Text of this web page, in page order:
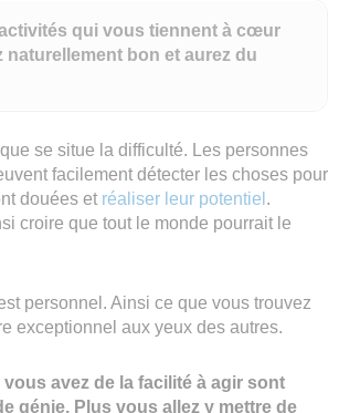
qui vous tiennent à cœur
naturellement bon et aurez du
se situe la difficulté. Les personnes
facilement détecter les choses pour
douées et réaliser leur potentiel .
croire que tout le monde pourrait le
personnel. Ainsi ce que vous trouvez
exceptionnel aux yeux des autres.
avez de la facilité à agir sont
génie. Plus vous allez y mettre de